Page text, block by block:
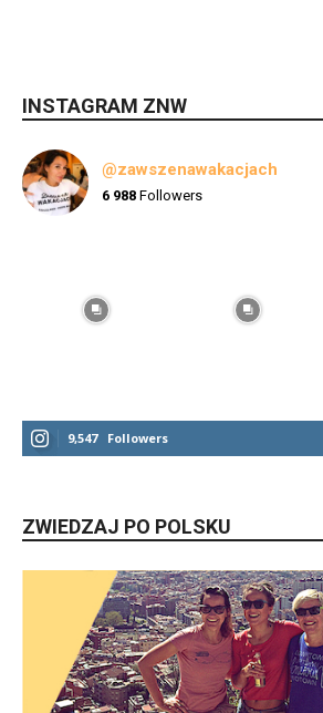
INSTAGRAM ZNW
@zawszenawakacjach
6 988 Followers
9,547 Followers
ZWIEDZAJ PO POLSKU